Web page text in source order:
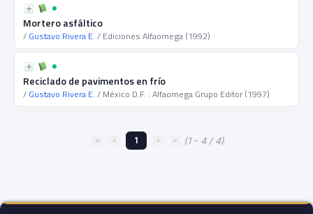
Mortero asfáltico
/ Gustavo Rivera E. / Ediciones Alfaomega (1992)
Reciclado de pavimentos en frío
/ Gustavo Rivera E. / México D.F. : Alfaomega Grupo Editor (1997)
1 (1 - 4 / 4)